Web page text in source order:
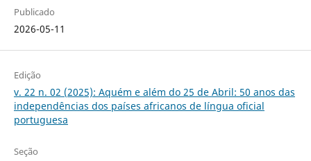
Publicado
2026-05-11
Edição
v. 22 n. 02 (2025): Aquém e além do 25 de Abril: 50 anos das
independências dos países africanos de língua oficial
portuguesa
Seção